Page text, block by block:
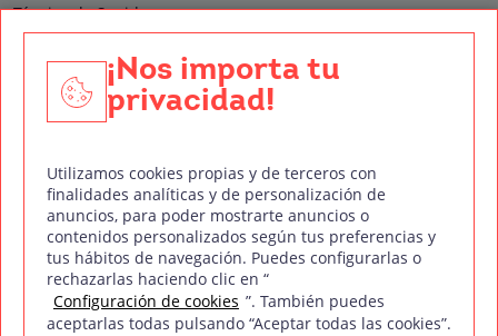
Técnico de Sonido
Edición y Postproducción de Vídeo
Nuestros sellos de calidad
Síguenos en Redes Sociales
¡Nos importa tu
privacidad!
Utilizamos cookies propias y de terceros con
finalidades analíticas y de personalización de
anuncios, para poder mostrarte anuncios o
contenidos personalizados según tus preferencias y
tus hábitos de navegación. Puedes configurarlas o
rechazarlas haciendo clic en “
Configuración de cookies ”. También puedes
aceptarlas todas pulsando “Aceptar todas las cookies”.